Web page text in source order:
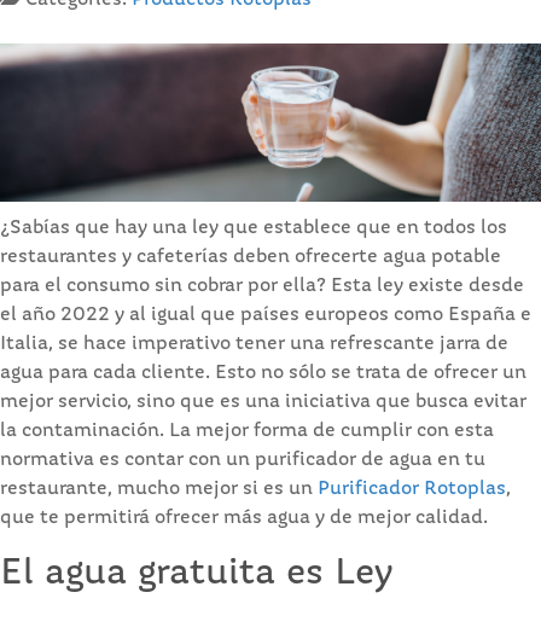
¿Sabías que hay una ley que establece que en todos los
restaurantes y cafeterías deben ofrecerte agua potable
para el consumo sin cobrar por ella? Esta ley existe desde
el año 2022 y al igual que países europeos como España e
Italia, se hace imperativo tener una refrescante jarra de
agua para cada cliente. Esto no sólo se trata de ofrecer un
mejor servicio, sino que es una iniciativa que busca evitar
la contaminación. La mejor forma de cumplir con esta
normativa es contar con un purificador de agua en tu
restaurante, mucho mejor si es un Purificador Rotoplas,
que te permitirá ofrecer más agua y de mejor calidad.
El agua gratuita es Ley